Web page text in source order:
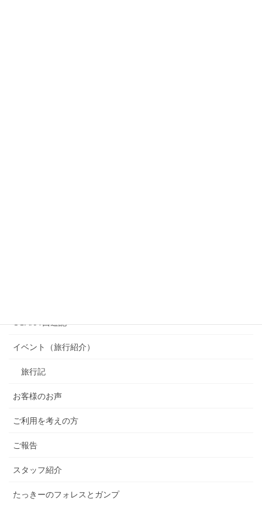
OSAKA 西遊記
イベント（旅行紹介）
旅行記
お客様のお声
ご利用を考えの方
ご報告
スタッフ紹介
たっきーのフォレスとガンプ